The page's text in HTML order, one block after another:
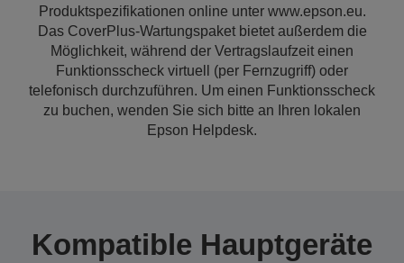
Produktspezifikationen online unter www.epson.eu.
Das CoverPlus-Wartungspaket bietet außerdem die
Möglichkeit, während der Vertragslaufzeit einen
Funktionsscheck virtuell (per Fernzugriff) oder
telefonisch durchzuführen. Um einen Funktionsscheck
zu buchen, wenden Sie sich bitte an Ihren lokalen
Epson Helpdesk.
Kompatible Hauptgeräte